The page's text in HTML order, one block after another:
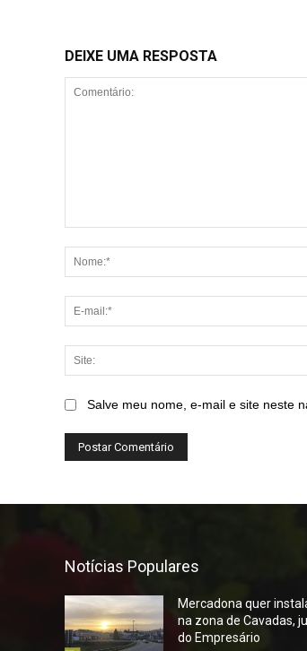
DEIXE UMA RESPOSTA
Salve meu nome, e-mail e site neste
Notícias Populares
Mercadona quer
na zona de Cavadas,
do Empresário